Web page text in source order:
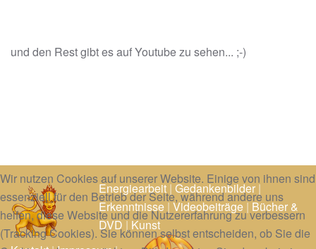
und den Rest gibt es auf Youtube zu sehen... ;-)
Energiearbeit|Gedankenbilder|
Erkenntnisse|Videobeiträge|Bücher &
DVD|Kunst
Wir nutzen Cookies auf unserer Website. Einige von ihnen sind
essenziell für den Betrieb der Seite, während andere uns
helfen, diese Website und die Nutzererfahrung zu verbessern
(Tracking Cookies). Sie können selbst entscheiden, ob Sie die